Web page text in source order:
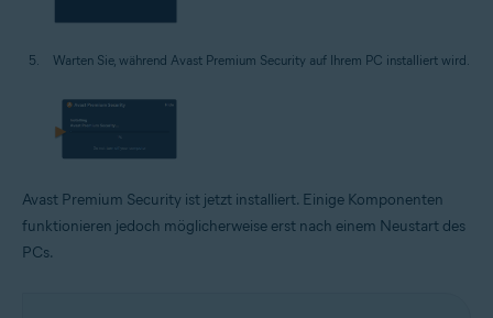
Warten Sie, während Avast Premium Security auf Ihrem PC installiert wird.
Avast Premium Security ist jetzt installiert. Einige Komponenten
funktionieren jedoch möglicherweise erst nach einem Neustart des
PCs.